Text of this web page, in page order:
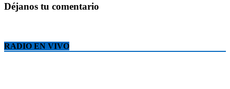
Déjanos tu comentario
RADIO EN VIVO